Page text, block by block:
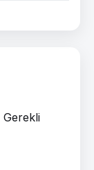
Gerekli